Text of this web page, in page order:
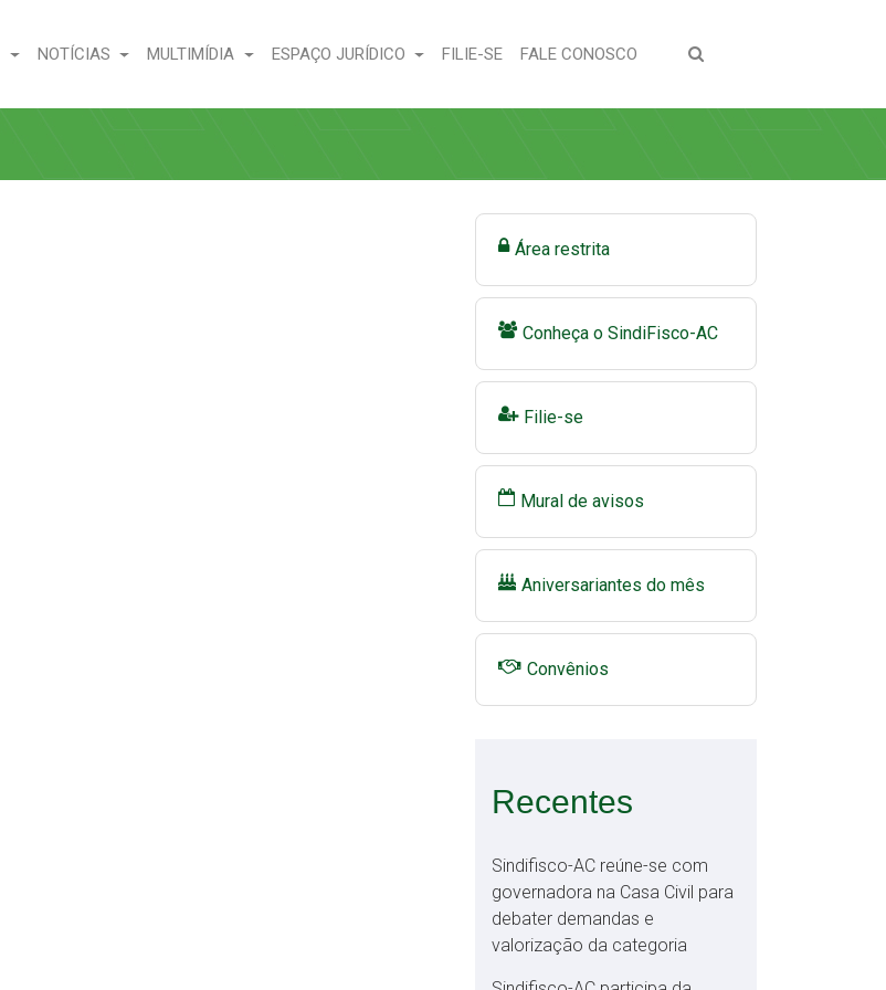
NOTÍCIAS MULTIMÍDIA ESPAÇO JURÍDICO FILIE-SE(CURRENT)
FALE CONOSCO (CURRENT)
Área restrita
Conheça o SindiFisco-AC
Filie-se
Mural de avisos
Aniversariantes do mês
Convênios
Recentes
Sindifisco-AC reúne-se com
governadora na Casa Civil para
debater demandas e
valorização da categoria